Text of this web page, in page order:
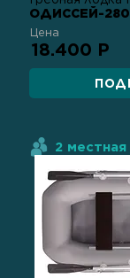
ОДИССЕЙ-280
Цена
18.400 Р
2 местная